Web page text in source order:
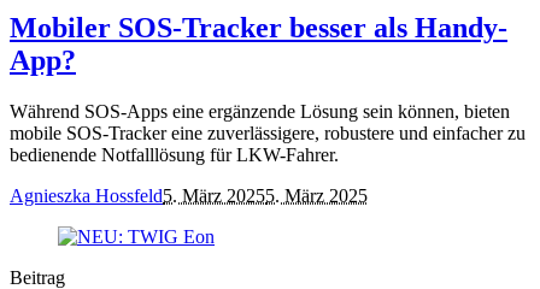
Mobiler SOS-Tracker besser als Handy-
App?
Während SOS-Apps eine ergänzende Lösung sein können, bieten
mobile SOS-Tracker eine zuverlässigere, robustere und einfacher zu
bedienende Notfalllösung für LKW-Fahrer.
Agnieszka Hossfeld5. März 20255. März 2025
Beitrag